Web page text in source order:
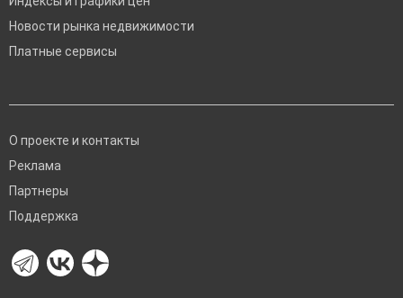
Новости рынка недвижимости
Платные сервисы
О проекте и контакты
Реклама
Партнеры
Поддержка